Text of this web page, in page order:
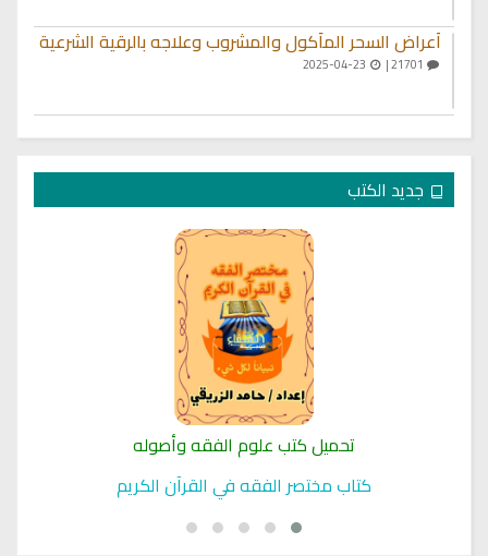
أعراض السحر المأكول والمشروب وعلاجه بالرقية الشرعية
جديد الكتب
تحميل كتب علوم الفقه وأصوله
كتاب مختصر الفقه في القرآن الكريم